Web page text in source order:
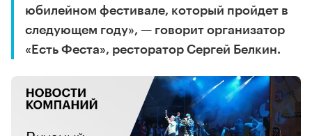
юбилейном фестивале, который пройдет в
следующем году», — говорит организатор
«Есть Феста», ресторатор Сергей Белкин.